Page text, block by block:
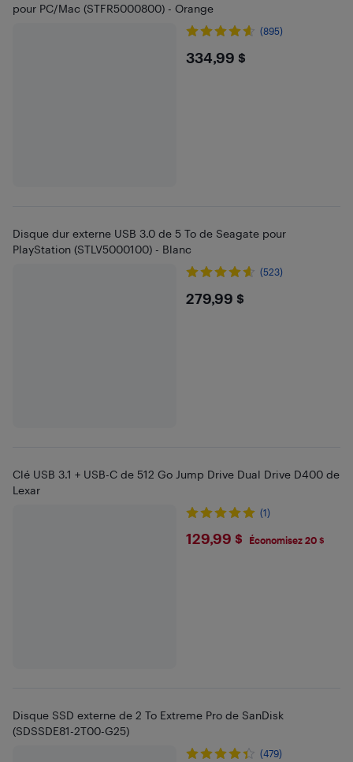
pour PC/Mac (STFR5000800) - Orange
(895)
$334.99
334,99 $
Disque dur externe USB 3.0 de 5 To de Seagate pour
PlayStation (STLV5000100) - Blanc
(523)
$279.99
279,99 $
Clé USB 3.1 + USB-C de 512 Go Jump Drive Dual Drive D400 de
Lexar
(1)
$129.99
129,99 $ Économisez 20 $
Disque SSD externe de 2 To Extreme Pro de SanDisk
(SDSSDE81-2T00-G25)
(479)